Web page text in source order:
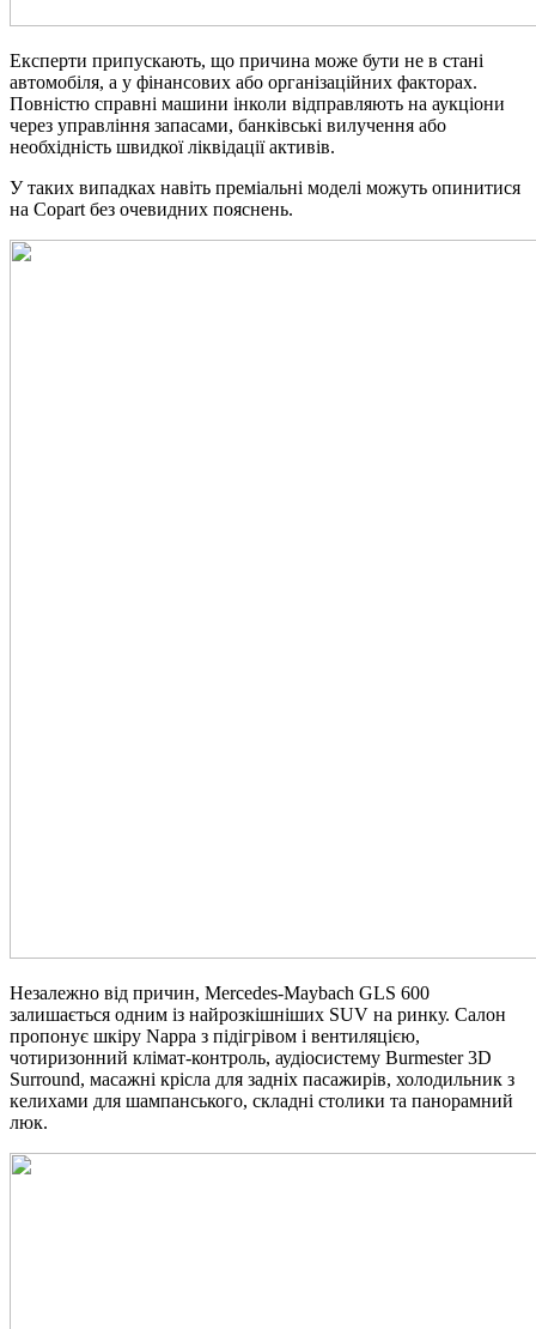
Експерти припускають, що причина може бути не в стані
автомобіля, а у фінансових або організаційних факторах.
Повністю справні машини інколи відправляють на аукціони
через управління запасами, банківські вилучення або
необхідність швидкої ліквідації активів.
У таких випадках навіть преміальні моделі можуть опинитися
на Copart без очевидних пояснень.
Незалежно від причин, Mercedes-Maybach GLS 600
залишається одним із найрозкішніших SUV на ринку. Салон
пропонує шкіру Nappa з підігрівом і вентиляцією,
чотиризонний клімат-контроль, аудіосистему Burmester 3D
Surround, масажні крісла для задніх пасажирів, холодильник з
келихами для шампанського, складні столики та панорамний
люк.